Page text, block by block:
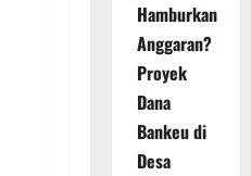
Hamburkan
Anggaran?
Proyek
Dana
Bankeu di
Desa